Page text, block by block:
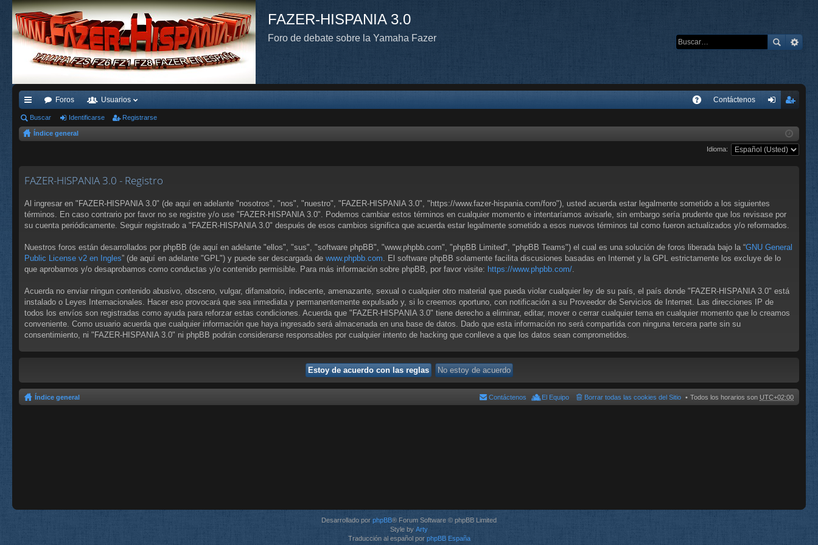
FAZER-HISPANIA 3.0
Foro de debate sobre la Yamaha Fazer
nl
ac
do
s
Foros Usuarios Contáctenos
fic
ist
ra
Buscar Identificarse Registrarse
Índice general
Idioma:
FAZER-HISPANIA 3.0 - Registro
Al ingresar en "FAZER-HISPANIA 3.0" (de aquí en adelante "nosotros", "nos", "nuestro", "FAZER-HISPANIA 3.0", "https://www.fazer-hispania.com/foro"), usted acuerda estar legalmente sometido a los siguientes
términos. En caso contrario por favor no se registre y/o use "FAZER-HISPANIA 3.0". Podemos cambiar estos términos en cualquier momento e intentaríamos avisarle, sin embargo sería prudente que los revisase por
su cuenta periódicamente. Seguir registrado a "FAZER-HISPANIA 3.0" después de esos cambios significa que acuerda estar legalmente sometido a esos nuevos términos tal como fueron actualizados y/o reformados.
Nuestros foros están desarrollados por phpBB (de aquí en adelante "ellos", "sus", "software phpBB", "www.phpbb.com", "phpBB Limited", "phpBB Teams") el cual es una solución de foros liberada bajo la “GNU General
Public License v2 en Ingles” (de aquí en adelante "GPL") y puede ser descargada de www.phpbb.com. El software phpBB solamente facilita discusiones basadas en Internet y la GPL estrictamente los excluye de lo
que aprobamos y/o desaprobamos como conductas y/o contenido permisible. Para más información sobre phpBB, por favor visite: https://www.phpbb.com/.
Acuerda no enviar ningun contenido abusivo, obsceno, vulgar, difamatorio, indecente, amenazante, sexual o cualquier otro material que pueda violar cualquier ley de su país, el país donde "FAZER-HISPANIA 3.0" está
instalado o Leyes Internacionales. Hacer eso provocará que sea inmediata y permanentemente expulsado y, si lo creemos oportuno, con notificación a su Proveedor de Servicios de Internet. Las direcciones IP de
todos los envíos son registradas como ayuda para reforzar estas condiciones. Acuerda que "FAZER-HISPANIA 3.0" tiene derecho a eliminar, editar, mover o cerrar cualquier tema en cualquier momento que lo creamos
conveniente. Como usuario acuerda que cualquier información que haya ingresado será almacenada en una base de datos. Dado que esta información no será compartida con ninguna tercera parte sin su
consentimiento, ni "FAZER-HISPANIA 3.0" ni phpBB podrán considerarse responsables por cualquier intento de hacking que conlleve a que los datos sean comprometidos.
Índice general Todos los horarios son UTC+02:00
Borrar todas las cookies del Sitio
El Equipo
Contáctenos
Desarrollado por phpBB® Forum Software © phpBB Limited
Style by Arty
Traducción al español por phpBB España